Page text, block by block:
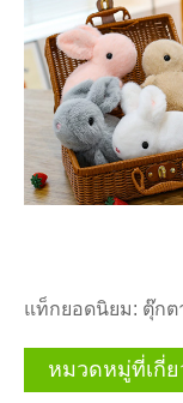
แท็กยอดนิยม: ตุ๊กต
หมวดหมู่ที่เกี่ย